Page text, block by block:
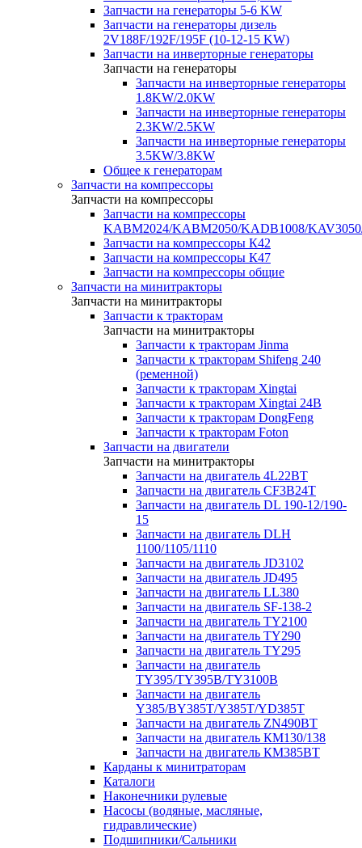
Запчасти на генераторы 5-6 KW
Запчасти на генераторы дизель
2V188F/192F/195F (10-12-15 KW)
Запчасти на инверторные генераторы
Запчасти на генераторы
Запчасти на инверторные генераторы
1.8KW/2.0KW
Запчасти на инверторные генераторы
2.3KW/2.5KW
Запчасти на инверторные генераторы
3.5KW/3.8KW
Общее к генераторам
Запчасти на компрессоры
Запчасти на компрессоры
Запчасти на компрессоры
KABM2024/KABM2050/KADB1008/
Запчасти на компрессоры К42
Запчасти на компрессоры К47
Запчасти на компрессоры общие
Запчасти на минитракторы
Запчасти на минитракторы
Запчасти к тракторам
Запчасти на минитракторы
Запчасти к тракторам Jinma
Запчасти к тракторам Shifeng 240
(ременной)
Запчасти к тракторам Xingtai
Запчасти к тракторам Xingtai 24В
Запчасти к тракторам DongFeng
Запчасти к тракторам Foton
Запчасти на двигатели
Запчасти на минитракторы
Запчасти на двигатель 4L22BT
Запчасти на двигатель CF3B24T
Запчасти на двигатель DL 190-12/190-
15
Запчасти на двигатель DLH
1100/1105/1110
Запчасти на двигатель JD3102
Запчасти на двигатель JD495
Запчасти на двигатель LL380
Запчасти на двигатель SF-138-2
Запчасти на двигатель TY2100
Запчасти на двигатель TY290
Запчасти на двигатель TY295
Запчасти на двигатель
TY395/TY395В/TY3100В
Запчасти на двигатель
Y385/BY385T/Y385T/YD385T
Запчасти на двигатель ZN490BT
Запчасти на двигатель КМ130/138
Запчасти на двигатель КМ385ВТ
Карданы к минитраторам
Каталоги
Наконечники рулевые
Насосы (водяные, масляные,
гидравлические)
Подшипники/Сальники